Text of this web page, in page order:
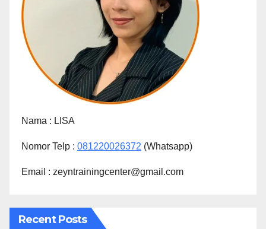
Nama : LISA
Nomor Telp : 081220026372 (Whatsapp)
Email : zeyntrainingcenter@gmail.com
Recent Posts